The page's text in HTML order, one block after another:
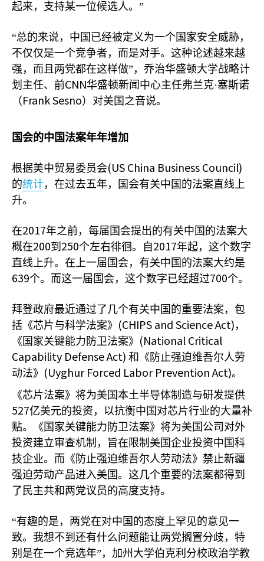
起来，支持某一位候选人。”
“总的来说，中国已经被定义为一个国家安全威胁，
不仅仅是一个竞争者，而是对手。这种论述越来越
强，而且两党都在这样做”，乔治华盛顿大学战略计
划主任、前CNN华盛顿新闻中心主任弗兰克·塞斯诺
（ Frank Sesno）对美国之音说。
国会的中国法案年年增加
根据美中贸易委员会(US China Business Council)
的统计，在过去五年，国会有关中国的法案直线上
升。
在2017年之前，每届国会提出的有关中国的法案大
概在200到 250个左右徘徊。自 2017年起，这个数字
直线上升。在上一届国会，有关中国的法案大约是
639个。而这一届国会，这个数字已经超过700个。
拜登政府最近通过了几个有关中国的重要法案，包
括《芯片与科学法案》 (CHIPS and Science Act) ，
《国家关键能力防卫法案》 (National Critical
Capability Defense Act) 和《防止强迫维吾尔人劳
动法》 (Uyghur Forced Labor Prevention Act)。
《芯片法案》将为美国本土半导体制造与研发提供
527亿美元的投资，以抗衡中国对芯片行业的大量补
贴。《国家关键能力防卫法案》将为美国公司对外
投资建立审查机制，旨在限制美国企业投资中国科
技企业。而《防止强迫维吾尔人劳动法》禁止新疆
强迫劳动产品进入美国。这几个重要的法案都得到
了民主共和两党议员的高度支持。
“有趣的是，两党在对中国的态度上罕见的意见一
致。我想不到还有什么问题能让两党搁置分歧，特
别是在一个竞选年”，加州大学伯克利分校政治学教